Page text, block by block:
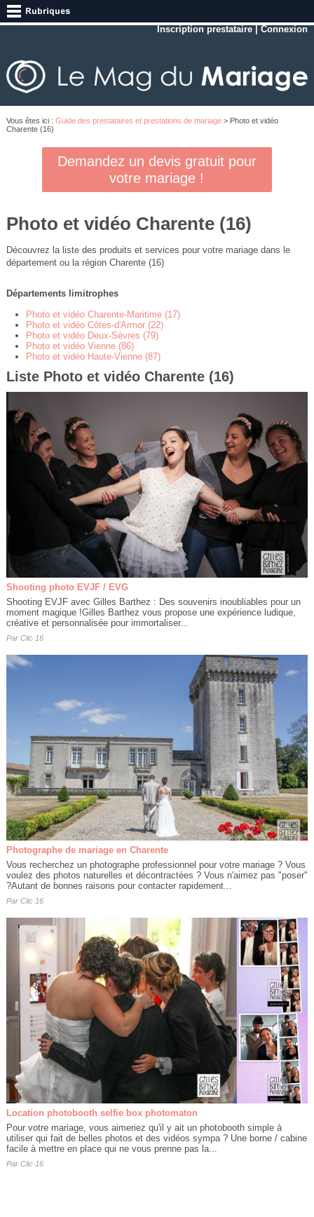
Inscription prestataire |Connexion
Vous êtes ici : Guide des prestataires et prestations de mariage> Photo et vidéo
Charente (16)
Demandez un devis gratuit pour
votre mariage !
Photo et vidéo Charente (16)
Découvrez la liste des produits et services pour votre mariage dans le
département ou la région Charente (16)
Départements limitrophes
Photo et vidéo Charente-Maritime (17)
Photo et vidéo Côtes-d'Armor (22)
Photo et vidéo Deux-Sèvres (79)
Photo et vidéo Vienne (86)
Photo et vidéo Haute-Vienne (87)
Liste Photo et vidéo Charente (16)
Shooting photo EVJF / EVG
Shooting EVJF avec Gilles Barthez : Des souvenirs inoubliables pour un
moment magique !Gilles Barthez vous propose une expérience ludique,
créative et personnalisée pour immortaliser...
Par Clic 16
Photographe de mariage en Charente
Vous recherchez un photographe professionnel pour votre mariage ? Vous
voulez des photos naturelles et décontractées ? Vous n'aimez pas "poser"
?Autant de bonnes raisons pour contacter rapidement...
Par Clic 16
Location photobooth selfie box photomaton
Pour votre mariage, vous aimeriez qu'il y ait un photobooth simple à
utiliser qui fait de belles photos et des vidéos sympa ? Une borne / cabine
facile à mettre en place qui ne vous prenne pas la...
Par Clic 16